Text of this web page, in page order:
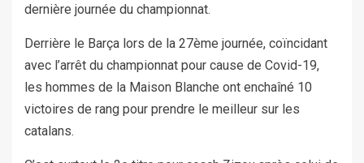
dernière journée du championnat.
Derrière le Barça lors de la 27ème journée, coïncidant
avec l’arrêt du championnat pour cause de Covid-19,
les hommes de la Maison Blanche ont enchaîné 10
victoires de rang pour prendre le meilleur sur les
catalans.